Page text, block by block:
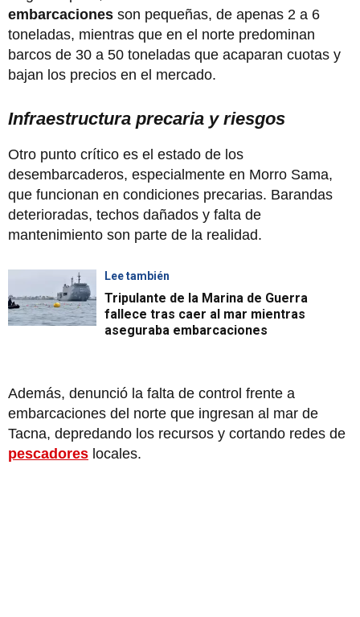
embarcaciones son pequeñas, de apenas 2 a 6
toneladas, mientras que en el norte predominan
barcos de 30 a 50 toneladas que acaparan cuotas y
bajan los precios en el mercado.
Infraestructura precaria y riesgos
Otro punto crítico es el estado de los
desembarcaderos, especialmente en Morro Sama,
que funcionan en condiciones precarias. Barandas
deterioradas, techos dañados y falta de
mantenimiento son parte de la realidad.
Lee también
Tripulante de la Marina de Guerra
fallece tras caer al mar mientras
aseguraba embarcaciones
Además, denunció la falta de control frente a
embarcaciones del norte que ingresan al mar de
Tacna, depredando los recursos y cortando redes de
pescadores locales.